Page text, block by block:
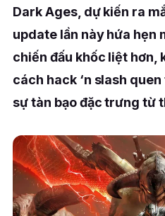
Dark Ages, dự kiến ra
update lần này hứa hẹn
chiến đấu khốc liệt hơn,
cách hack ‘n slash
sự tàn bạo đặc trưng từ